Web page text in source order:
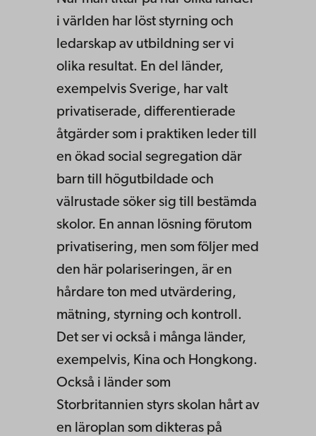
i världen har löst styrning och
ledarskap av utbildning ser vi
olika resultat. En del länder,
exempelvis Sverige, har valt
privatiserade, differentierade
åtgärder som i praktiken leder till
en ökad social segregation där
barn till högutbildade och
välrustade söker sig till bestämda
skolor. En annan lösning förutom
privatisering, men som följer med
den här polariseringen, är en
hårdare ton med utvärdering,
mätning, styrning och kontroll.
Det ser vi också i många länder,
exempelvis, Kina och Hongkong.
Också i länder som
Storbritannien styrs skolan hårt av
en läroplan som dikteras på